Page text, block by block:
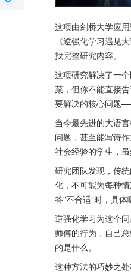
这项由剑桥大学应
《逆强化学习遇见
找完整研究内容。
这项研究解决了一
菜，但你不能直接
要解决的核心问题
当今最先进的大语
问题，甚至能写诗
社会经验的学生，
研究团队发现，传
化，不可能为每种
答"不合适"时，具体
逆强化学习为这个
师傅的行为，自己
的是什么。
这种方法的巧妙之